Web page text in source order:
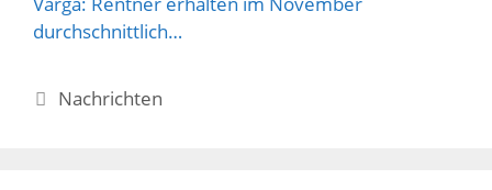
durchschnittlich…
Kategorien
Nachrichten